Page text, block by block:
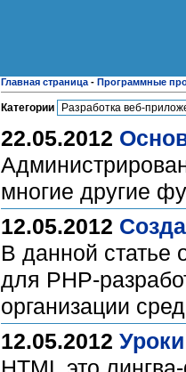
Главная страница - Программные
Категории
22.05.2012
многие другие
12.05.2012
В данной статье
для PHP-
организации
12.05.2012